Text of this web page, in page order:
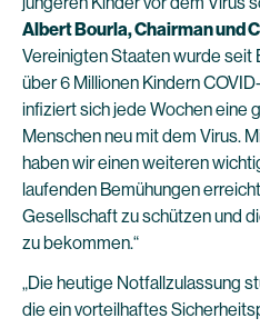
Albert Bourla, Chairman und
Vereinigten Staaten wurde seit
über 6 Millionen Kindern
infiziert sich jede Wochen eine
Menschen neu mit dem Virus.
haben wir einen weiteren
laufenden Bemühungen
Gesellschaft zu schützen und
zu bekommen.“
„Die heutige Notfallzulassung
die ein vorteilhaftes